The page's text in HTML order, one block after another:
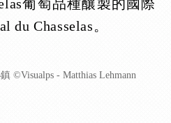
葡萄品種釀製的國際
Chasselas。
©Visualps - Matthias Lehmann